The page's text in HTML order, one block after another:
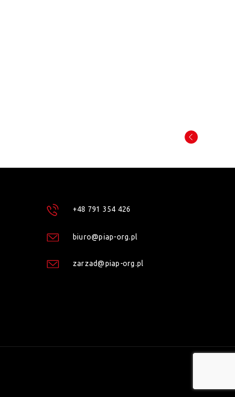
+48 791 354 426
biuro@piap-org.pl
zarzad@piap-org.pl